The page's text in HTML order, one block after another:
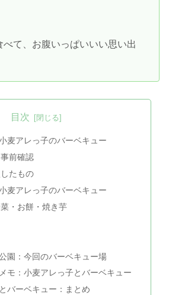
べて、お腹いっぱいいい思い出
目次
麦アレっ子のバーベキュー
前確認
たもの
麦アレっ子のバーベキュー
・お餅・焼き芋
園：今回のバーベキュー場
モ：小麦アレっ子とバーベキュー
バーベキュー：まとめ